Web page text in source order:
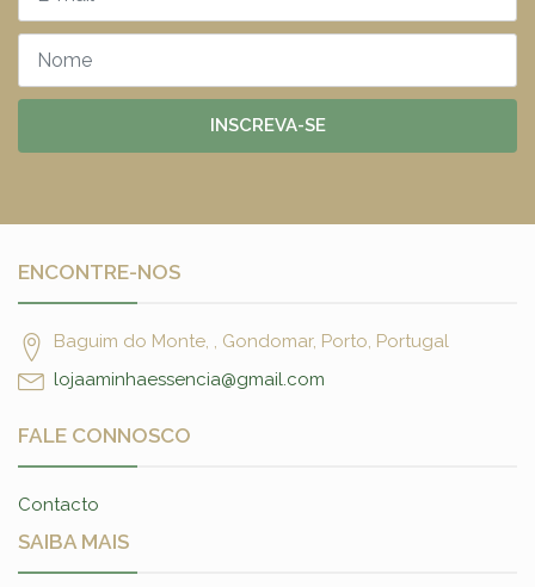
INSCREVA-SE
ENCONTRE-NOS
Baguim do Monte, , Gondomar, Porto, Portugal
lojaaminhaessencia@gmail.com
FALE CONNOSCO
Contacto
SAIBA MAIS